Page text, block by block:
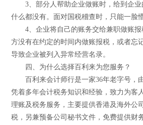
3、部分人帮助企业做账时，给到企业
什么都没有。面对国税稽查时，只能一脸懵
4、企业将自己的账务交给兼职做账报
方没有在约定的时间内做账报税，或者忘
导致企业被列入异常经营名录。
四、为什么选择百利来为您服务？
百利来会计师行是一家36年老字号，由
凭着多年会计税务知识和经验，致力为客
理账及税务服务，主要提供香港及海外公
税，另兼预备公司秘书文件，免费提供财